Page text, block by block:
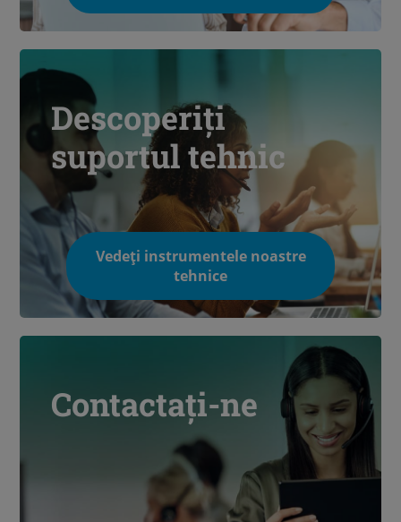
Descoperiți
suportul tehnic
Vedeți instrumentele noastre
tehnice
Contactați-ne